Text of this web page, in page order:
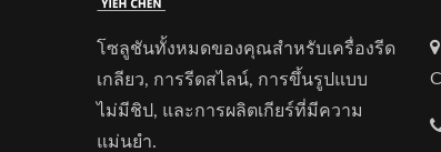
โซลูชันทั้งหมดของคุณสำหรับเครื่องรีด
เกลียว, การรีดสไลน์, การขึ้นรูปแบบ
ไม่มีชิป, และการผลิตเกียร์ที่มีความ
แม่นยำ.